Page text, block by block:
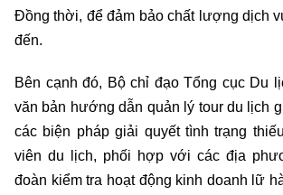
Đồng thời, để đảm bảo chất lượng dịch
đến.
Bên cạnh đó, Bộ chỉ đạo Tổng cục Du
văn bản hướng dẫn quản lý tour du lịch
các biện pháp giải quyết tình trạng
viên du lịch, phối hợp với các địa
đoàn kiểm tra hoạt động kinh doanh lữ